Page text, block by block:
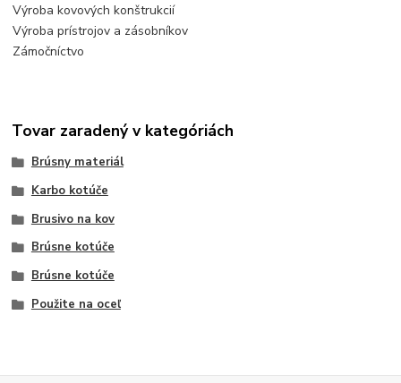
Výroba kovových konštrukcií
Výroba prístrojov a zásobníkov
Zámočníctvo
Tovar zaradený v kategóriách
Brúsny materiál
Karbo kotúče
Brusivo na kov
Brúsne kotúče
Brúsne kotúče
Použite na oceľ